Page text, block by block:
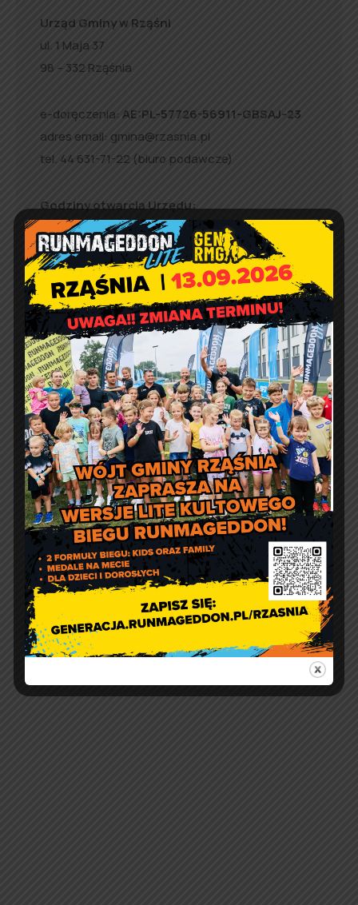
Urząd Gminy w Rząśni
ul. 1 Maja 37
98 – 332 Rząśnia
e-doręczenia: AE:PL-57726-56911-GBSAJ-23
adres email: gmina@rzasnia.pl
tel. 44 631-71-22 (biuro podawcze)
Godziny otwarcia Urzędu:
pon.: 9:00 – 17:00
wt. – pt.: 7:30 – 15:30
Jakość powietrza